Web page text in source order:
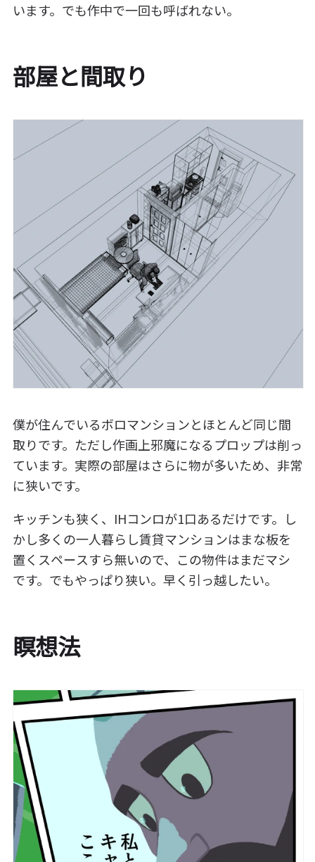
います。でも作中で一回も呼ばれない。
部屋と間取り
僕が住んでいるボロマンションとほとんど同じ間
取りです。ただし作画上邪魔になるプロップは削っ
ています。実際の部屋はさらに物が多いため、非常
に狭いです。
キッチンも狭く、IHコンロが1口あるだけです。し
かし多くの一人暮らし賃貸マンションはまな板を
置くスペースすら無いので、この物件はまだマシ
です。でもやっぱり狭い。早く引っ越したい。
瞑想法